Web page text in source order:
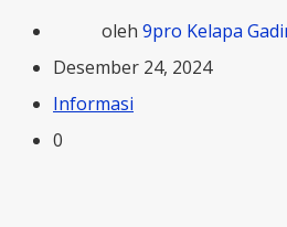
oleh 9pro Kelapa
Desember 24, 2024
Informasi
0